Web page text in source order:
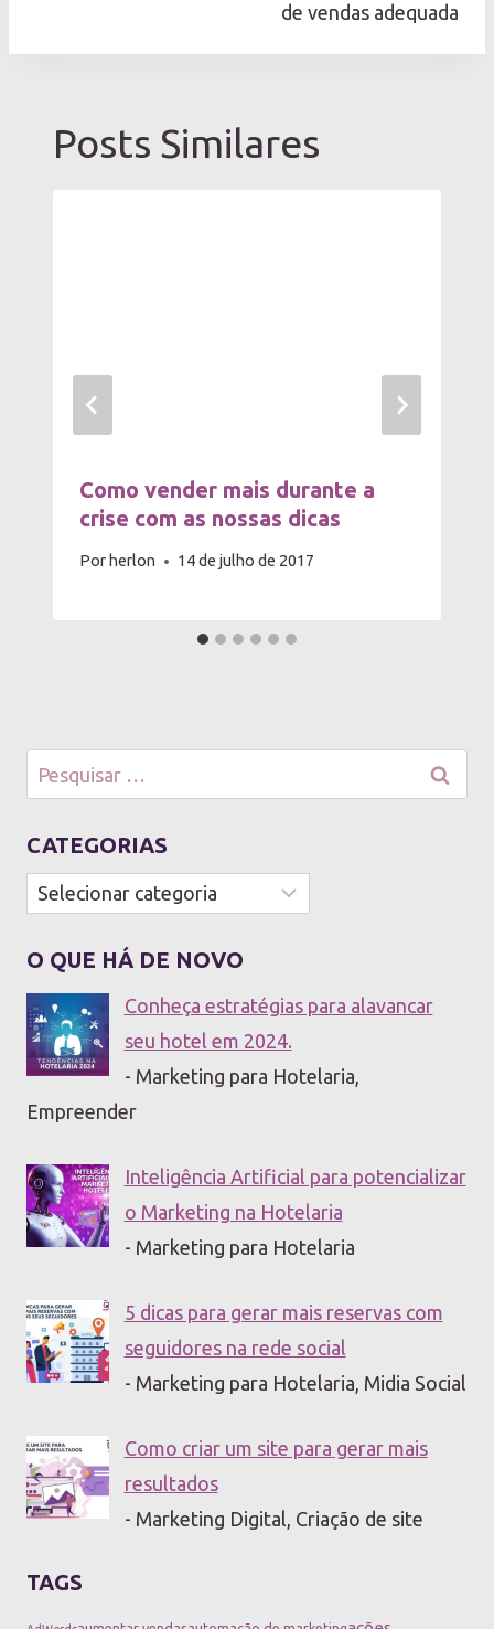
de vendas adequada
Posts Similares
Como vender mais durante a
crise com as nossas dicas
Por herlon 14 de julho de 2017
Pesquisar
por:
CATEGORIAS
Categorias
O QUE HÁ DE NOVO
Conheça estratégias para alavancar
seu hotel em 2024.
- Marketing para Hotelaria,
Empreender
Inteligência Artificial para potencializar
o Marketing na Hotelaria
- Marketing para Hotelaria
5 dicas para gerar mais reservas com
seguidores na rede social
- Marketing para Hotelaria, Midia Social
Como criar um site para gerar mais
resultados
- Marketing Digital, Criação de site
TAGS